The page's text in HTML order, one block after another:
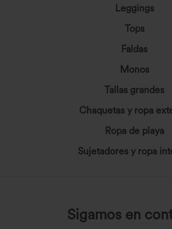
Leggings
Tops
Faldas
Monos
Tallas grandes
Chaquetas y ropa
Ropa de playa
Sujetadores y ropa
Sigamos en